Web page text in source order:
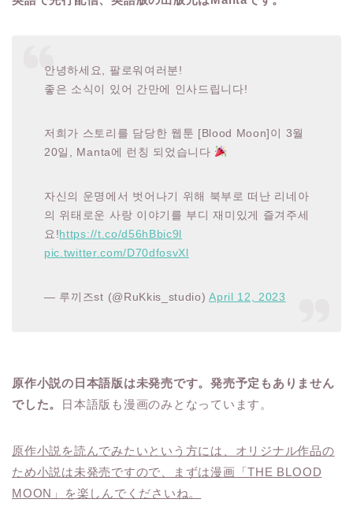
안녕하세요, 팔로워여러분!
좋은 소식이 있어 간만에 인사드립니다!
저희가 스토리를 담당한 웹툰 [Blood Moon]이 3월
20일, Manta에 런칭 되었습니다
자신의 운명에서 벗어나기 위해 북부로 떠난 리네아
의 위태로운 사랑 이야기를 부디 재미있게 즐겨주세
요!https://t.co/d56hBbic9l
pic.twitter.com/D70dfosvXl
— 루끼즈st (@RuKkis_studio)April 12, 2023
原作小説の日本語版は未発売です。発売予定もありません
でした。
日本語版も漫画のみとなっています。
原作小説を読んでみたいという方には、オリジナル作品の
ため小説は未発売ですので、まずは漫画「THE BLOOD
MOON」を楽しんでくださいね。